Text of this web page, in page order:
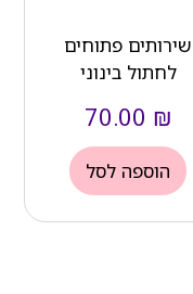
שירותים פתוחים
לחתול בינוני
₪
הוספה לסל